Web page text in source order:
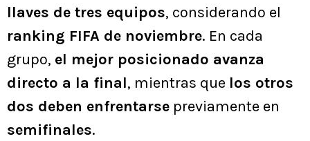
llaves de tres equipos, considerando el
ranking FIFA de noviembre. En cada
grupo, el mejor posicionado avanza
directo a la final, mientras que los otros
dos deben enfrentarse previamente en
semifinales.